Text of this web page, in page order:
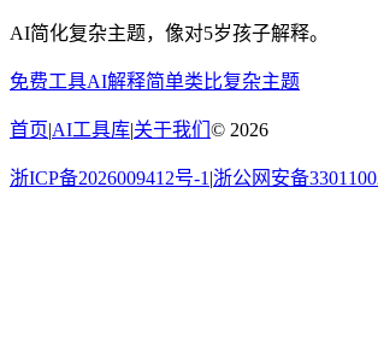
AI简化复杂主题，像对5岁孩子解释。
免费工具AI解释简单类比复杂主题
首页|AI工具库|关于我们 © 2026
浙ICP备2026009412号-1 |浙公网安备